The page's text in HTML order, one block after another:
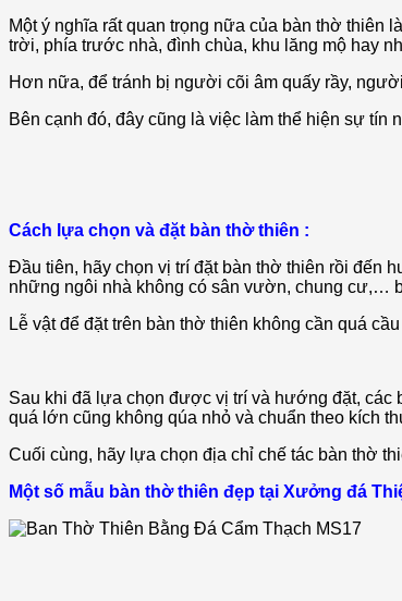
Một ý nghĩa rất quan trọng nữa của bàn thờ thiên
trời, phía trước nhà, đình chùa, khu lăng mộ hay
Hơn nữa, để tránh bị người cõi âm quấy rầy,
Bên cạnh đó, đây cũng là việc làm thể hiện sự
Cách lựa chọn và đặt bàn thờ thiên :
Đầu tiên, hãy chọn vị trí đặt bàn thờ thiên rồi đến
những ngôi nhà không có sân vườn, chung cư,…
Lễ vật để đặt trên bàn thờ thiên không cần quá
Sau khi đã lựa chọn được vị trí và hướng đặt, các
quá lớn cũng không qúa nhỏ và chuẩn theo kích
Cuối cùng, hãy lựa chọn địa chỉ chế tác bàn thờ
Một số mẫu bàn thờ thiên đẹp tại Xưởng đá